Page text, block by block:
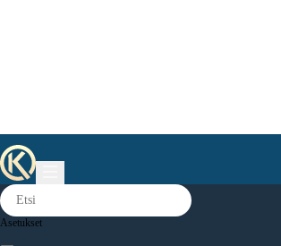
Asetukset